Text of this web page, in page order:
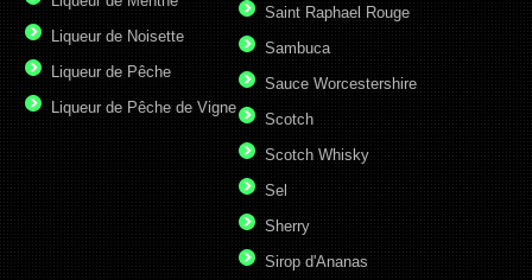
Liqueur de Noisette
Liqueur de Pêche
Liqueur de Pêche de Vigne
Saint Raphael Rouge
Sambuca
Sauce Worcestershire
Scotch
Scotch Whisky
Sel
Sherry
Sirop d'Ananas